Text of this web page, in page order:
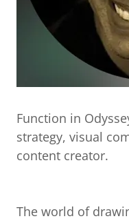
Function in
strategy, visual
content creator.
The world of